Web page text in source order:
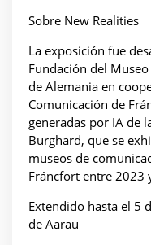
Sobre New Realities
La exposición fue
Fundación del
de Alemania en
Comunicación de
generadas por IA de
Burghard, que se
museos de
Fráncfort entre 2023
Extendido hasta el 5
de Aarau